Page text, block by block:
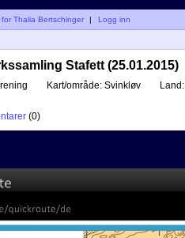
Thalia Bertschinger | Logg inn
Stafett (25.01.2015)
Kart/område: Svinkløv Land:
(0)